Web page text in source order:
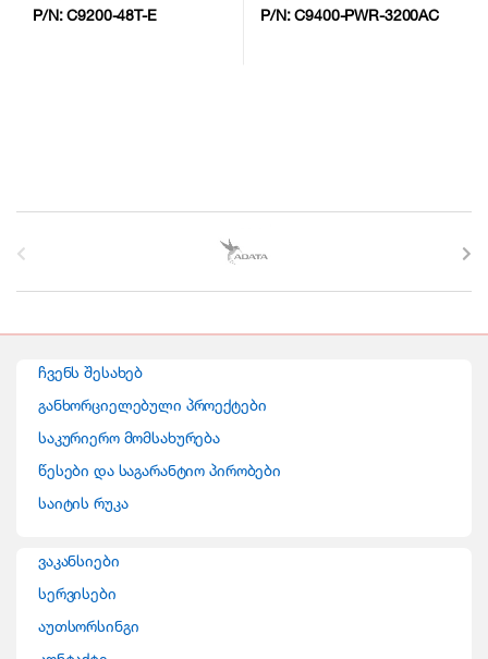
P/N:C9200-48T-E
P/N:C9400-PWR-3200AC
ჩვენს შესახებ
განხორციელებული პროექტები
საკურიერო მომსახურება
წესები და საგარანტიო პირობები
საიტის რუკა
ვაკანსიები
სერვისები
აუთსორსინგი